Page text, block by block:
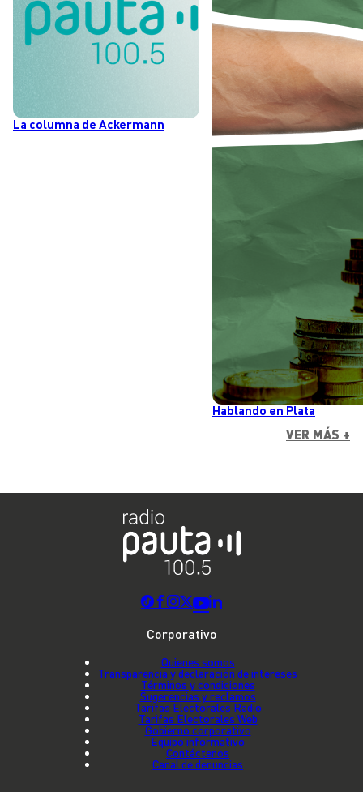
La columna de Ackermann
Hablando en Plata
VER MÁS +
Corporativo
Quienes somos
Transparencia y declaración de intereses
Términos y condiciones
Sugerencias y reclamos
Tarifas Electorales Radio
Tarifas Electorales Web
Gobierno corporativo
Equipo informativo
Contáctenos
Canal de denuncias